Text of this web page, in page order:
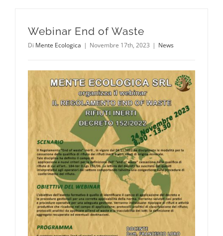
Webinar End of Waste
Di Mente Ecologica | Novembre 17th, 2023 | News